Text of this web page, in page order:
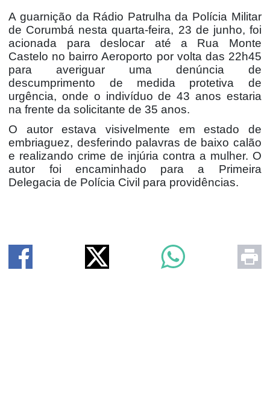
A guarnição da Rádio Patrulha da Polícia Militar
de Corumbá nesta quarta-feira, 23 de junho, foi
acionada para deslocar até a Rua Monte
Castelo no bairro Aeroporto por volta das 22h45
para averiguar uma denúncia de
descumprimento de medida protetiva de
urgência, onde o indivíduo de 43 anos estaria
na frente da solicitante de 35 anos.
O autor estava visivelmente em estado de
embriaguez, desferindo palavras de baixo calão
e realizando crime de injúria contra a mulher. O
autor foi encaminhado para a Primeira
Delegacia de Polícia Civil para providências.